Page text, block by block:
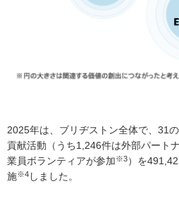
2025年は、ブリヂストン全体で、31
貢献活動（うち1,246件は外部パート
業員ボランティアが参加※3）を
施※4 しました。